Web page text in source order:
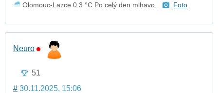
Olomouc-Lazce 0.3 °C Po celý den mlhavo. Foto
Neuro
51
# 30.11.2025, 15:06